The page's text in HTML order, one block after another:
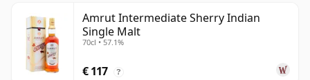
Amrut Intermediate Sherry Indian
Single Malt
70cl • 57.1%
€ 117 ?